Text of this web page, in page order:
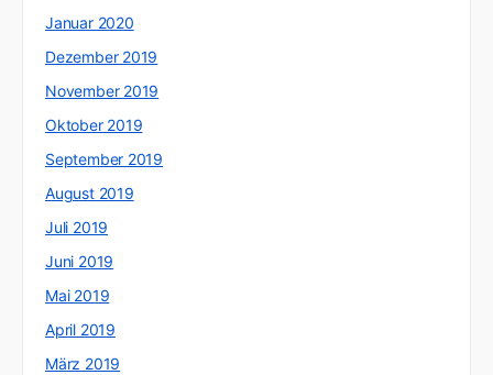
Januar 2020
Dezember 2019
November 2019
Oktober 2019
September 2019
August 2019
Juli 2019
Juni 2019
Mai 2019
April 2019
März 2019